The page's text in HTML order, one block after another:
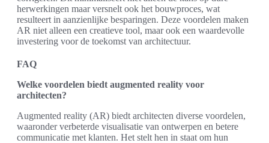
herwerkingen maar versnelt ook het bouwproces, wat
resulteert in aanzienlijke besparingen. Deze voordelen maken
AR niet alleen een creatieve tool, maar ook een waardevolle
investering voor de toekomst van architectuur.
FAQ
Welke voordelen biedt augmented reality voor
architecten?
Augmented reality (AR) biedt architecten diverse voordelen,
waaronder verbeterde visualisatie van ontwerpen en betere
communicatie met klanten. Het stelt hen in staat om hun